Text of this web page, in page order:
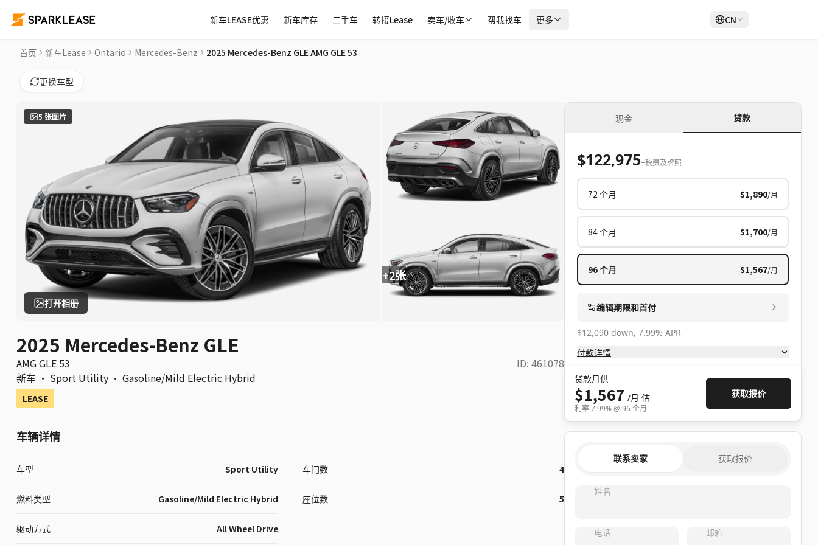
新车LEASE优惠 新车库存 二手车 转接Lease 卖车/收车 帮我找车 更多 CN
2025 Mercedes-Benz GLE AMG GLE 53 Car Lease Deals in 汉密尔顿
首页 新车Lease Ontario Mercedes-Benz 2025 Mercedes-Benz GLE AMG GLE 53
更换车型
+2张
5 张图片
打开相册
2025 Mercedes-Benz GLE
AMG GLE 53 ID: 461078
新车 · Sport Utility · Gasoline/Mild Electric Hybrid
LEASE
车辆详情
车型 Sport Utility
燃料类型 Gasoline/Mild Electric Hybrid
驱动方式 All Wheel Drive
车门数 4
座位数 5
现金 贷款
$122,975+税费及牌照
72 个月 $1,890/月
84个月 $1,700/月
96个月 $1,567/月
编辑期限和首付
$12,090 down, 7.99% APR
付款详情
贷款月供
$1,567 /月 估
利率7.99% @ 96个月
获取报价
联系卖家 获取报价
姓名
电话 邮箱